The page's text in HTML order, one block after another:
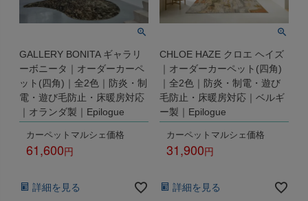
GALLERY BONITA ギャラリ
ーボニータ｜オーダーカーペ
ット(四角)｜全2色｜防炎・制
電・遊び毛防止・床暖房対応
｜オランダ製｜Epilogue
カーペットマルシェ価格
61,600
詳細を見る
CHLOE HAZE クロエ ヘイズ
｜オーダーカーペット(四角)
｜全2色｜防炎・制電・遊び
毛防止・床暖房対応｜ベルギ
ー製｜Epilogue
カーペットマルシェ価格
31,900
詳細を見る